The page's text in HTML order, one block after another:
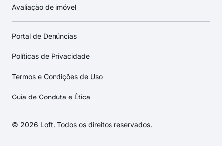
Avaliação de imóvel
Portal de Denúncias
Políticas de Privacidade
Termos e Condições de Uso
Guia de Conduta e Ética
© 2026 Loft. Todos os direitos reservados.